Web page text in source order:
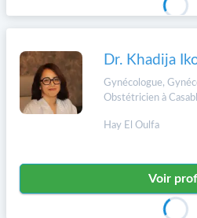
Dr. Khadija
Gynécologue,
Obstétricien à
Hay El Oulfa
Voir